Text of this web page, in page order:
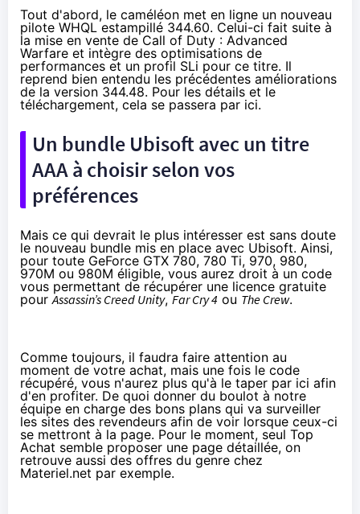
Tout d'abord, le caméléon met en ligne un nouveau
pilote WHQL estampillé 344.60. Celui-ci fait suite à
la mise en vente deCall of Duty : Advanced
Warfare et intègre des optimisations de
performances et un profil SLi pour ce titre. Il
reprend bien entendu les précédentes améliorations
de la version 344.48. Pour les détails et le
téléchargement, cela se passera par ici.
Un bundle Ubisoft avec un titre
AAA à choisir selon vos
préférences
Mais ce qui devrait le plus intéresser est sans doute
le nouveau bundle mis en place avec Ubisoft. Ainsi,
pour toute GeForce GTX 780, 780 Ti, 970, 980,
970M ou 980M éligible, vous aurez droit à un code
vous permettant de récupérer une licence gratuite
pourAssassin’s Creed Unity,Far Cry 4 ou The Crew.
Comme toujours, il faudra faire attention au
moment de votre achat, mais une fois le code
récupéré, vous n'aurez plus qu'à le taper par ici afin
d'en profiter. De quoi donner du boulot à notre
équipe en charge des bons plans qui va surveiller
les sites des revendeurs afin de voir lorsque ceux-ci
se mettront à la page. Pour le moment, seul Top
Achat semble proposer une page détaillée, on
retrouve aussi des offres du genre chez
Materiel.net par exemple.